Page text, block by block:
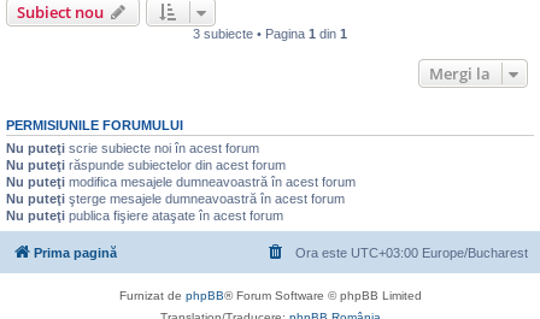
Subiect nou
3 subiecte • Pagina 1 din 1
Mergi la
PERMISIUNILE FORUMULUI
Nu puteţi scrie subiecte noi în acest forum
Nu puteţi răspunde subiectelor din acest forum
Nu puteţi modifica mesajele dumneavoastră în acest forum
Nu puteţi şterge mesajele dumneavoastră în acest forum
Nu puteţi publica fişiere ataşate în acest forum
Prima pagină Ora este UTC+03:00 Europe/Bucharest
Furnizat de phpBB® Forum Software © phpBB Limited